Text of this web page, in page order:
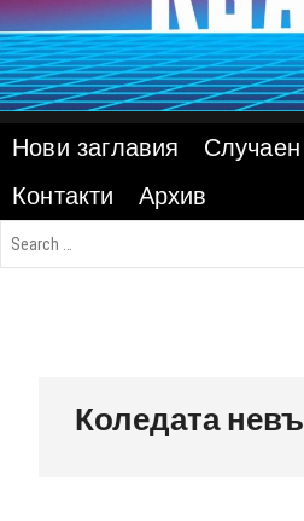
Нови заглавия
Контакти
Архив
Коледата